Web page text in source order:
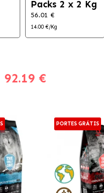
Packs 2 x 2 Kg
56.01 €
14.00 €/Kg
92.19 €
PORTES GRÁTIS